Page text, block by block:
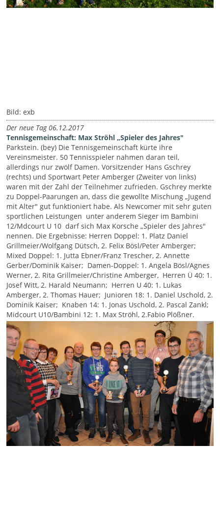
Bild: exb
Der neue Tag 06.12.2017
Tennisgemeinschaft: Max Ströhl „Spieler des Jahres"
Parkstein. (bey) Die Tennisgemeinschaft kürte ihre
Vereinsmeister. 50 Tennisspieler nahmen daran teil,
allerdings nur zwölf Damen. Vorsitzender Hans Gschrey
(rechts) und Sportwart Peter Amberger (Zweiter von links)
waren mit der Zahl der Teilnehmer zufrieden. Gschrey merkte
zu Doppel-Paarungen an, dass die gewollte Mischung „Jugend
mit Alter" gut funktioniert habe. Als Newcomer mit sehr guten
sportlichen Leistungen unter anderem Sieger im Bambini
12/Mdcourt U 10 darf sich Max Korsche „Spieler des Jahres"
nennen. Die Ergebnisse: Herren Doppel: 1. Platz Daniel
Grillmeier/Wolfgang Dütsch, 2. Felix Bösl/Peter Amberger;
Mixed Doppel: 1. Jutta Ebner/Franz Trescher, 2. Annette
Gerber/Dominik Kaiser; Damen-Doppel: 1. Angela Bösl/Agnes
Werner, 2. Rita Grillmeier/Christine Amberger, Herren Ü 40: 1.
Josef Witt, 2. Harald Neumann; Herren U 40: 1. Lukas
Amberger, 2. Thomas Hauer; Junioren 18: 1. Daniel Uschold, 2.
Dominik Kaiser; Knaben 14: 1. Jonas Uschold, 2. Pascal Zankl;
Midcourt U10/Bambini 12: 1. Max Ströhl, 2.Fabio Plößner.